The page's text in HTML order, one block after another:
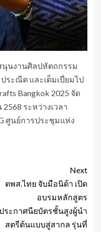
นงานศิลปหัตถกรรม
ระณีต และเต็มเปี่ยมไป
Bangkok 2025 จัด
ระหว่างเวลา
ศูนย์การประชุมแห่ง
Next
ตพส.ไทย จับมือนิด้า เปิด
อบรมหลักสูตร
ระกาศนียบัตรชั้นสูงผู้นำ
สตรีต้นแบบสู่สากล รุ่นที่